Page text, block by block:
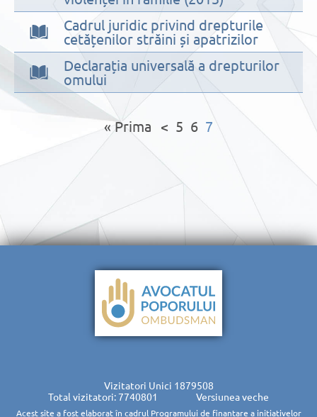
Cadrul juridic privind drepturile
cetățenilor străini și apatrizilor
Declarația universală a drepturilor
omului
« Prima < 5 6 7
Vizitatori Unici 1879508
Total vizitatori: 7740801
Versiunea veche
Acest site a fost elaborat în cadrul Programului de finanțare a inițiativelor